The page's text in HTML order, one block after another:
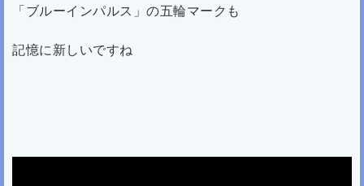
「ブルーインパルス」の五輪マークも
記憶に新しいですね